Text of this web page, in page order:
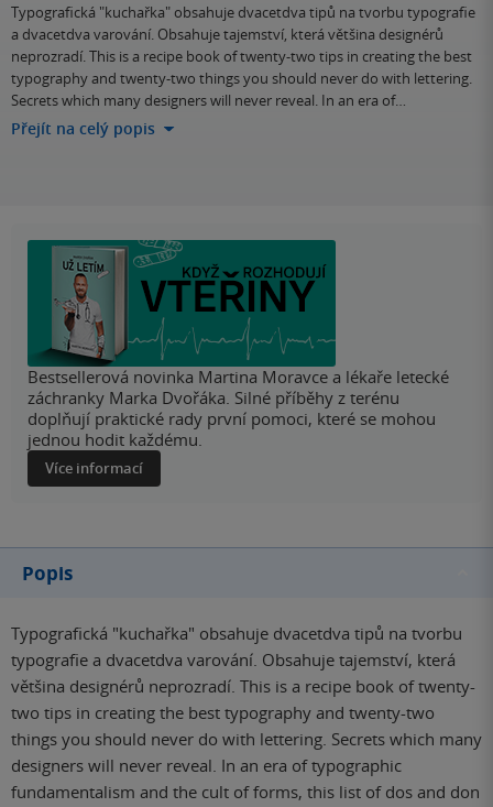
Typografická "kuchařka" obsahuje dvacetdva tipů na tvorbu typografie
a dvacetdva varování. Obsahuje tajemství, která většina designérů
neprozradí. This is a recipe book of twenty-two tips in creating the best
typography and twenty-two things you should never do with lettering.
Secrets which many designers will never reveal. In an era of…
Přejít na celý popis
Bestsellerová novinka Martina Moravce a lékaře letecké
záchranky Marka Dvořáka. Silné příběhy z terénu
doplňují praktické rady první pomoci, které se mohou
jednou hodit každému.
Více informací
Popis
Typografická "kuchařka" obsahuje dvacetdva tipů na tvorbu
typografie a dvacetdva varování. Obsahuje tajemství, která
většina designérů neprozradí. This is a recipe book of twenty-
two tips in creating the best typography and twenty-two
things you should never do with lettering. Secrets which many
designers will never reveal. In an era of typographic
fundamentalism and the cult of forms, this list of dos and don